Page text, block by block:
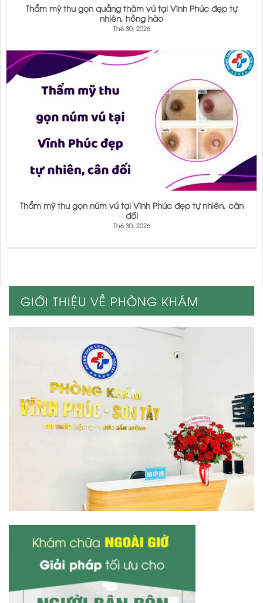
Thẩm mỹ thu gọn quầng thâm vú tại Vĩnh Phúc đẹp tự
nhiên, hồng hào
Th6 30, 2026
Thẩm mỹ thu gọn núm vú tại Vĩnh Phúc đẹp tự nhiên, cân
đối
Th6 30, 2026
GIỚI THIỆU VỀ PHÒNG KHÁM